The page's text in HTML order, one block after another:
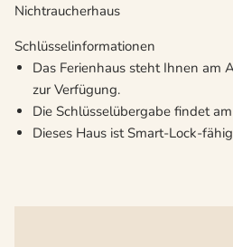
Nichtraucherhaus
Schlüsselinformationen
Das Ferienhaus steht Ihnen am
zur Verfügung.
Die Schlüsselübergabe findet
Dieses Haus ist Smart-Lock-fähig